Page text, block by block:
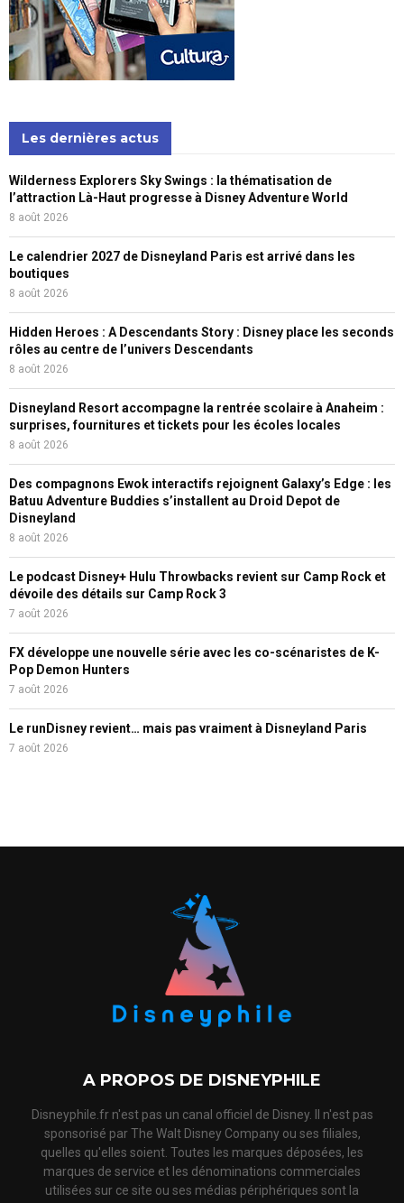
Les dernières actus
Wilderness Explorers Sky Swings : la thématisation de
l’attraction Là-Haut progresse à Disney Adventure World
8 août 2026
Le calendrier 2027 de Disneyland Paris est arrivé dans les
boutiques
8 août 2026
Hidden Heroes : A Descendants Story : Disney place les seconds
rôles au centre de l’univers Descendants
8 août 2026
Disneyland Resort accompagne la rentrée scolaire à Anaheim :
surprises, fournitures et tickets pour les écoles locales
8 août 2026
Des compagnons Ewok interactifs rejoignent Galaxy’s Edge : les
Batuu Adventure Buddies s’installent au Droid Depot de
Disneyland
8 août 2026
Le podcast Disney+ Hulu Throwbacks revient sur Camp Rock et
dévoile des détails sur Camp Rock 3
7 août 2026
FX développe une nouvelle série avec les co-scénaristes de K-
Pop Demon Hunters
7 août 2026
Le runDisney revient… mais pas vraiment à Disneyland Paris
7 août 2026
A PROPOS DE DISNEYPHILE
Disneyphile.fr n'est pas un canal officiel de Disney. Il n'est pas
sponsorisé par The Walt Disney Company ou ses filiales,
quelles qu'elles soient. Toutes les marques déposées, les
marques de service et les dénominations commerciales
utilisées sur ce site ou ses médias périphériques sont la